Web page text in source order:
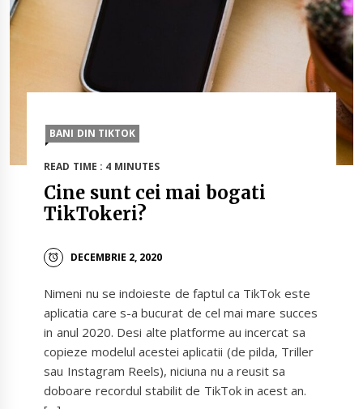
BANI DIN TIKTOK
READ TIME : 4 MINUTES
Cine sunt cei mai bogati
TikTokeri?
DECEMBRIE 2, 2020
Nimeni nu se indoieste de faptul ca TikTok este
aplicatia care s-a bucurat de cel mai mare succes
in anul 2020. Desi alte platforme au incercat sa
copieze modelul acestei aplicatii (de pilda, Triller
sau Instagram Reels), niciuna nu a reusit sa
doboare recordul stabilit de TikTok in acest an.